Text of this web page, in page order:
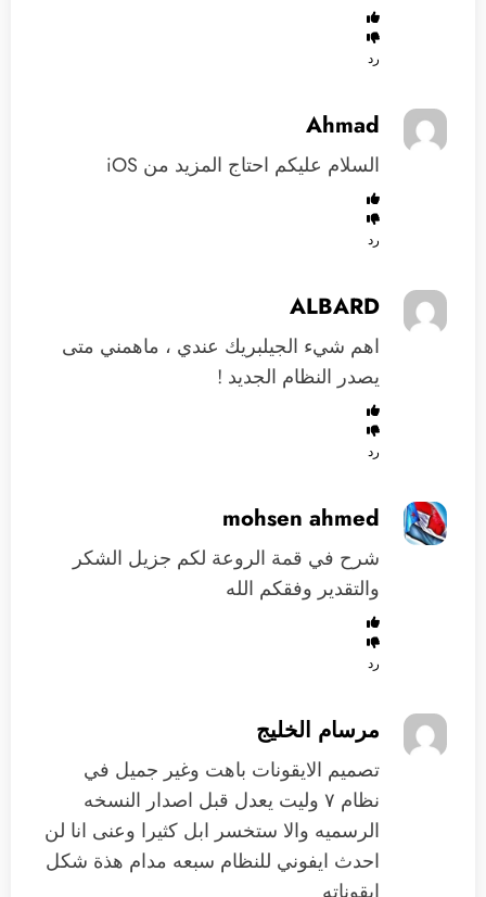
رد
Ahmad
السلام عليكم احتاج المزيد من iOS
رد
ALBARD
اهم شيء الجيلبريك عندي ، ماهمني متى
يصدر النظام الجديد !
رد
mohsen ahmed
شرح في قمة الروعة لكم جزيل الشكر
والتقدير وفقكم الله
رد
مرسام الخليج
تصميم الايقونات باهت وغير جميل في
نظام ٧ وليت يعدل قبل اصدار النسخه
الرسميه والا ستخسر ابل كثيرا وعنى انا لن
احدث ايفوني للنظام سبعه مدام هذة شكل